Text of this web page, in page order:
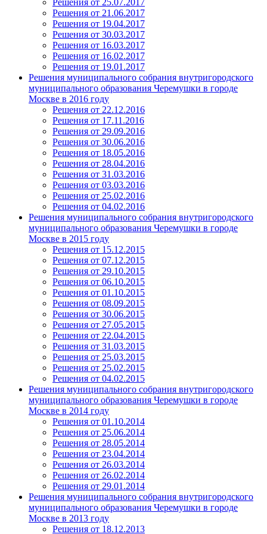
Решения от 25.07.2017
Решения от 21.06.2017
Решения от 19.04.2017
Решения от 30.03.2017
Решения от 16.03.2017
Решения от 16.02.2017
Решения от 19.01.2017
Решения муниципального собрания внутригородского
муниципального образования Черемушки в городе
Москве в 2016 году
Решения от 22.12.2016
Решения от 17.11.2016
Решения от 29.09.2016
Решения от 30.06.2016
Решения от 18.05.2016
Решения от 28.04.2016
Решения от 31.03.2016
Решения от 03.03.2016
Решения от 25.02.2016
Решения от 04.02.2016
Решения муниципального собрания внутригородского
муниципального образования Черемушки в городе
Москве в 2015 году
Решения от 15.12.2015
Решения от 07.12.2015
Решения от 29.10.2015
Решения от 06.10.2015
Решения от 01.10.2015
Решения от 08.09.2015
Решения от 30.06.2015
Решения от 27.05.2015
Решения от 22.04.2015
Решения от 31.03.2015
Решения от 25.03.2015
Решения от 25.02.2015
Решения от 04.02.2015
Решения муниципального собрания внутригородского
муниципального образования Черемушки в городе
Москве в 2014 году
Решения от 01.10.2014
Решения от 25.06.2014
Решения от 28.05.2014
Решения от 23.04.2014
Решения от 26.03.2014
Решения от 26.02.2014
Решения от 29.01.2014
Решения муниципального собрания внутригородского
муниципального образования Черемушки в городе
Москве в 2013 году
Решения от 18.12.2013